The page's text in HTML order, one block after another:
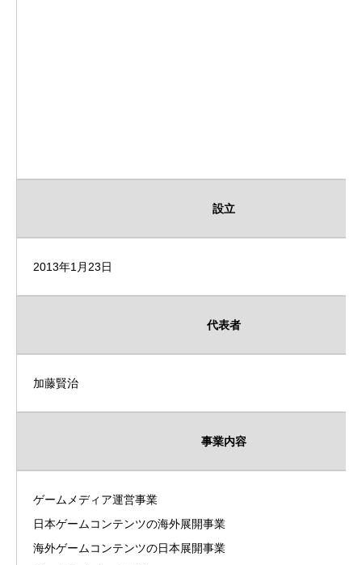
設立
2013年1月23日
代表者
加藤賢治
事業内容
ゲームメディア運営事業
日本ゲームコンテンツの海外展開事業
海外ゲームコンテンツの日本展開事業